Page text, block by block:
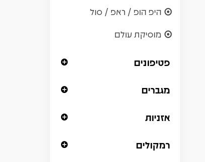
היפ הופ / ראפ / סול
מוסיקת עולם
פטיפונים
מגברים
אזניות
רמקולים